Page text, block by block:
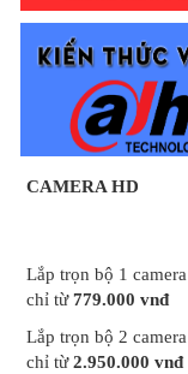
CAMERA HD
Lắp trọn bộ 1 camera
chỉ từ779.000 vnđ
Lắp trọn bộ 2 camera
chỉ từ2.950.000 vnđ